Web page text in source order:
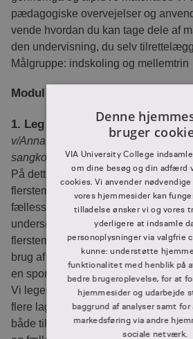
pædagogiske overvejelser og
vende hvordan du kan tage dele af
den undervisning, du selv
Målgruppe: indskoling og mellemtrin
Modul C
1. Leg med loops
v/Anna Kjærsgaard, sangskriver,
sangkonsulent. Uddannet ved DKDM
På dette modul arbejder vi med lette
flerstemmighed med børn. Med
fællessange, popsange og enkle
undersøger vi, hvordan enstemmig
flerstemmighed – helt uden tunge
brug af sangenes indbyggede form,
en spontan tilgang til samskabelse
Vi leger med kanon, imitation og
flere lag og stemmer, mens vi
både til skolekor, spire- og juniorkor
Denne
bruger
VIA University College
om dine besøg og din adfærd
cookies. Vi anvender
vores hjemmesider kan
tilladelse ønsker vi og vores
yderligere at indsamle
personoplysninger via valgfrie
kunne: understøtte
funktionalitet med henblik på
bedre brugeroplevelse, for at
hjemmesider og udarbejde
baggrund af analyser samt
markedsføring via andre
sociale netværk.